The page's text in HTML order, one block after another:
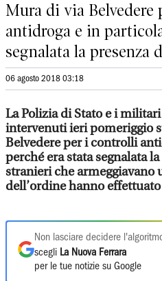
Mura di via
antidroga e in
segnalata la presenza
06 agosto 2018 03:18
La Polizia di Stato e i
intervenuti ieri pomeriggio
Belvedere per i controlli
perché era stata segnalata
stranieri che armeggiavano
dell’ordine hanno
Non lasciare decidere
scegli La Nuova Ferrara
per le tue notizie su Google